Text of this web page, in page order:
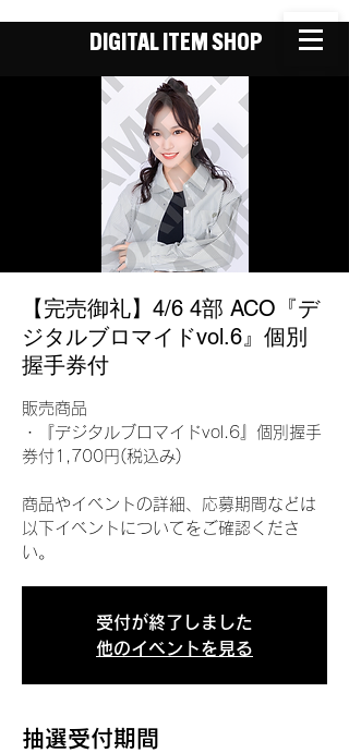
DIGITAL ITEM SHOP
【完売御礼】4/6 4部 ACO『デ
ジタルブロマイドvol.6』個別
握手券付
販売商品
・『デジタルブロマイドvol.6』個別握手
券付1,700円(税込み)
商品やイベントの詳細、応募期間などは
以下イベントについてをご確認くださ
い。
受付が終了しました
他のイベントを見る
抽選受付期間